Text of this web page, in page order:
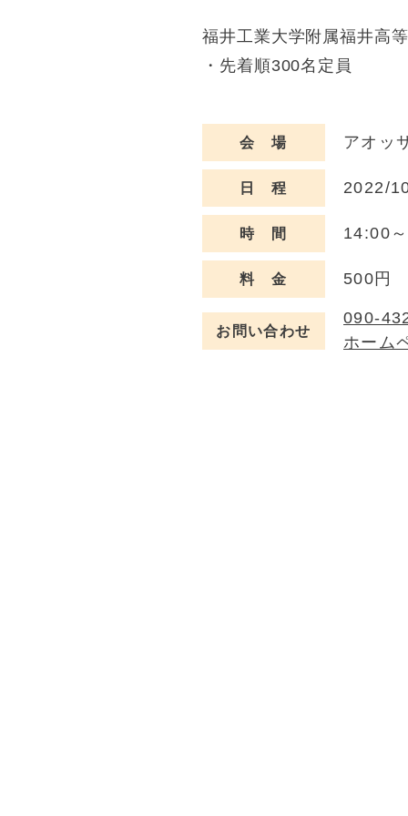
福井工業大学附属福井高
・先着順300名定員
会 場 アオッ
日 程 2022/
時 間 14:00
料 金 500円
お問い合わせ
090-
ホーム